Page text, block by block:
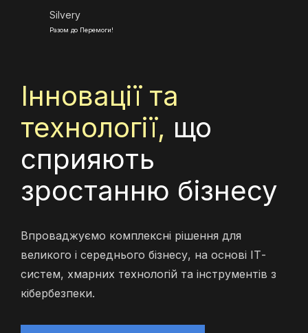
Silvery
Разом до Перемоги!
Інновації та
технології, що
сприяють
зростанню бізнесу
Впроваджуємо комплексні рішення для
великого і середнього бізнесу, на основі ІТ-
систем, хмарних технологій та інструментів з
кібербезпеки.